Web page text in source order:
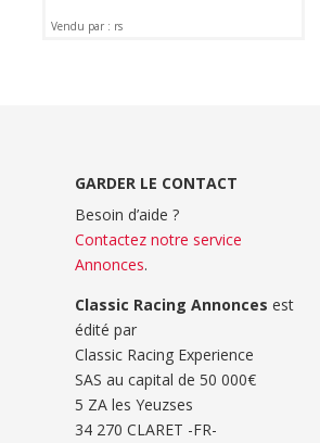
Vendu par : rs
GARDER LE CONTACT
Besoin d’aide ?
Contactez notre service
Annonces.
Classic Racing Annonces est
édité par
Classic Racing Experience
SAS au capital de 50 000€
5 ZA les Yeuzses
34 270 CLARET -FR-